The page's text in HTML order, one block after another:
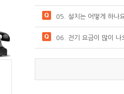
05. 설치는 어떻게 하나
06. 전기 요금이 많이 나